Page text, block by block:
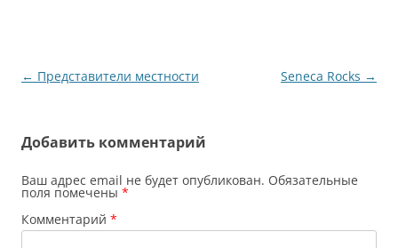
многие прохлаждаются,
Навигация
← Представители местности Seneca Rocks →
Добавить комментарий
Ваш адрес email не будет опубликован. Обязательные
поля помечены *
Комментарий *